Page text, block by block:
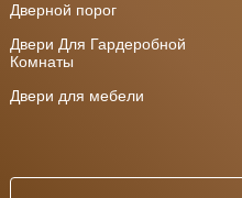
Дверной порог
Двери Для Гардеробной
Комнаты
Двери для мебели